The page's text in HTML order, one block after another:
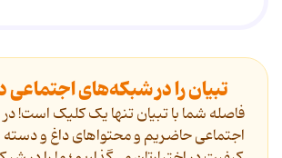
تبیان را در شبکه‌های اجتماعی
فاصله شما با تبیان تنها یک کلیک است!
اجتماعی حاضریم و محتواهای داغ و دسته